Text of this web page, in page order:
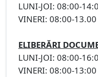
LUNI-JOI: 08:00-
VINERI: 08:00-13.00
ELIBERĂRI
LUNI-JOI: 08:00-
VINERI: 08:00-13:00